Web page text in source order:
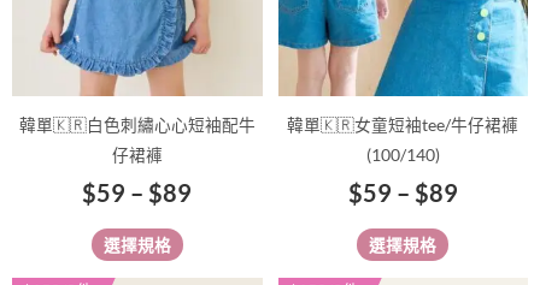
韓單🇰🇷白色刺繡心心短袖配牛
仔裙褲
$59 – $89
選擇規格
在
產
頁
面
選
擇
選
韓單🇰🇷女童短袖tee/牛仔裙褲
(100/140)
$59 – $89
選擇規格
可
頁
面
選
擇
選